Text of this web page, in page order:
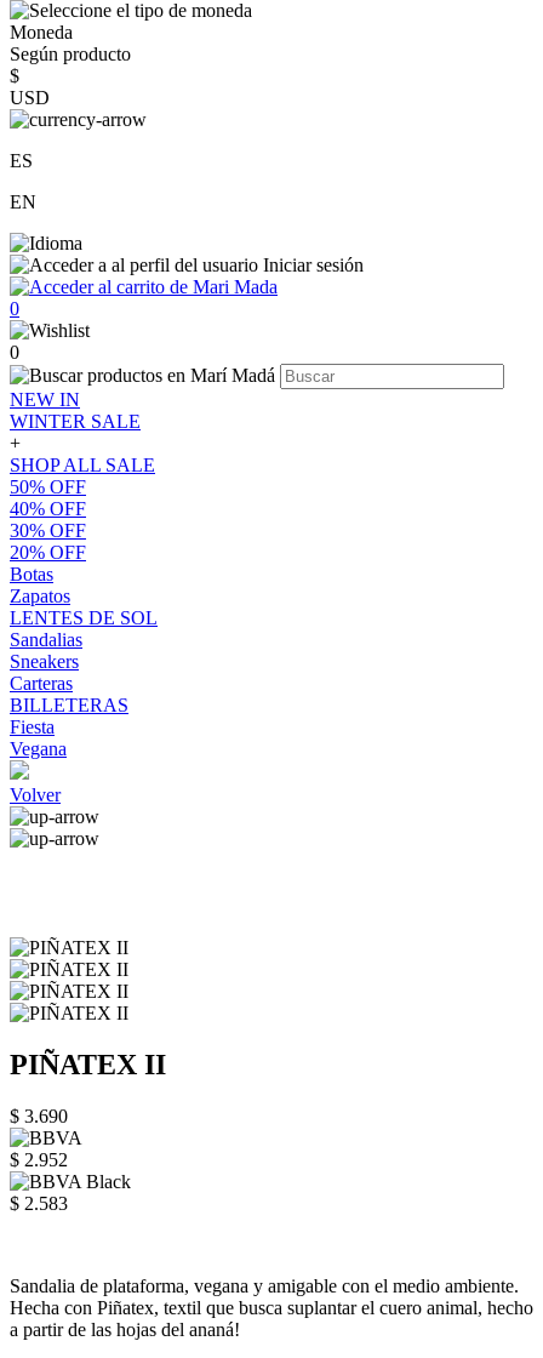
Moneda
Según producto
$
USD
ES
EN
Iniciar sesión
0
0
NEW IN
WINTER SALE
+
SHOP ALL SALE
50% OFF
40% OFF
30% OFF
20% OFF
Botas
Zapatos
LENTES DE SOL
Sandalias
Sneakers
Carteras
BILLETERAS
Fiesta
Vegana
Volver
PIÑATEX II
$ 3.690
$ 2.952
$ 2.583
Sandalia de plataforma, vegana y amigable con el medio ambiente.
Hecha con Piñatex, textil que busca suplantar el cuero animal, hecho
a partir de las hojas del ananá!